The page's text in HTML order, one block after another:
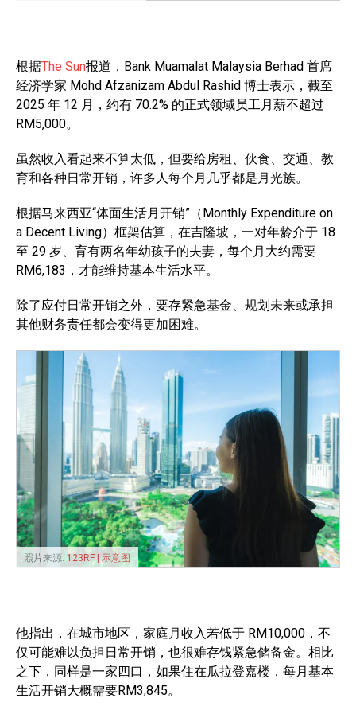
根据The Sun报道，Bank Muamalat Malaysia Berhad 首席
经济学家 Mohd Afzanizam Abdul Rashid 博士表示，截至
2025 年 12 月，约有 70.2% 的正式领域员工月薪不超过
RM5,000。
虽然收入看起来不算太低，但要给房租、伙食、交通、教
育和各种日常开销，许多人每个月几乎都是月光族。
根据马来西亚“体面生活月开销”（Monthly Expenditure on
a Decent Living）框架估算，在吉隆坡，一对年龄介于 18
至 29 岁、育有两名年幼孩子的夫妻，每个月大约需要
RM6,183，才能维持基本生活水平。
除了应付日常开销之外，要存紧急基金、规划未来或承担
其他财务责任都会变得更加困难。
照片来源: 123RF | 示意图
他指出，在城市地区，家庭月收入若低于 RM10,000，不
仅可能难以负担日常开销，也很难存钱紧急储备金。相比
之下，同样是一家四口，如果住在瓜拉登嘉楼，每月基本
生活开销大概需要RM3,845。